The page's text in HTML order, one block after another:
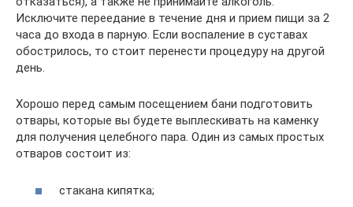
Исключите переедание в течение дня и прием пищи за 2
часа до входа в парную. Если воспаление в суставах
обострилось, то стоит перенести процедуру на другой
день.
Хорошо перед самым посещением бани подготовить
отвары, которые вы будете выплескивать на каменку
для получения целебного пара. Один из самых простых
отваров состоит из:
стакана кипятка;